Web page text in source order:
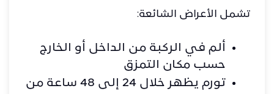
تشمل الأعراض الشائعة:
ألم في الركبة من الداخل أو الخارج
حسب مكان التمزق
تورم يظهر خلال 24 إلى 48 ساعة من